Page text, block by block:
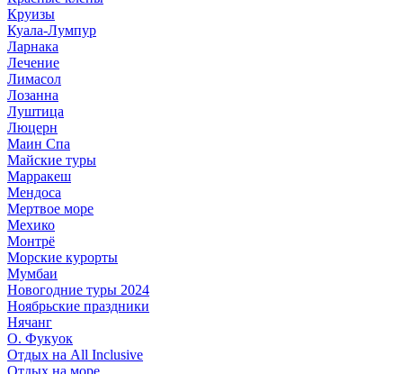
Круизы
Куала-Лумпур
Ларнака
Лечение
Лимасол
Лозанна
Луштица
Люцерн
Маин Спа
Майские туры
Марракеш
Мендоса
Мертвое море
Мехико
Монтрё
Морские курорты
Мумбаи
Новогодние туры 2024
Ноябрьские праздники
Нячанг
О. Фукуок
Отдых на All Inclusive
Отдых на море